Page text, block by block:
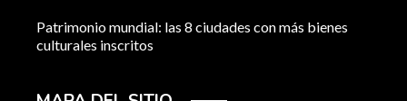
Patrimonio mundial: las 8 ciudades con más bienes
culturales inscritos